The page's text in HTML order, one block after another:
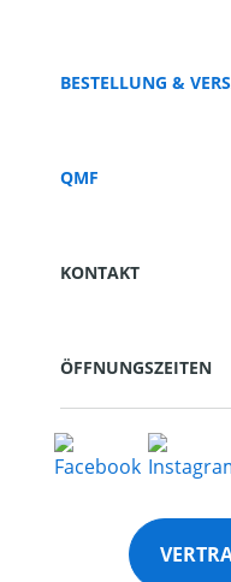
BESTELLUNG &
QMF
KONTAKT
ÖFFNUNGSZEITEN